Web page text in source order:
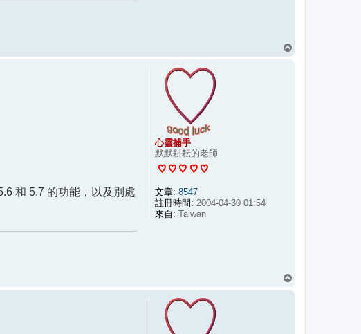
心靈捕手
默默耕耘的老師
文章: 8547
註冊時間: 2004-04-30 01:54
來自: Taiwan
和 5.7 的功能，以及別處